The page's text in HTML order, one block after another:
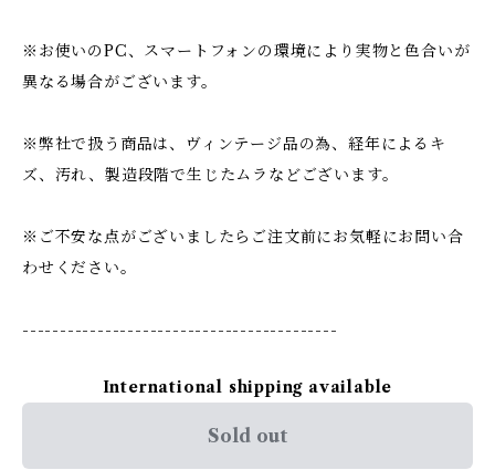
※お使いのPC、スマートフォンの環境により実物と色合いが
異なる場合がございます。
※弊社で扱う商品は、ヴィンテージ品の為、経年によるキ
ズ、汚れ、製造段階で生じたムラなどございます。
※ご不安な点がございましたらご注文前にお気軽にお問い合
わせください。
------------------------------------------
International shipping available
Sold out